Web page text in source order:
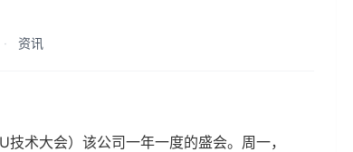
· 资讯
术大会）该公司一年一度的盛会。周一，